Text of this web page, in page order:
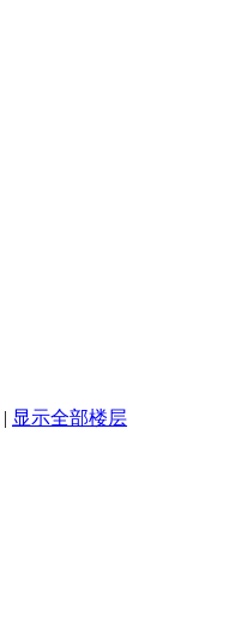
| 显示全部楼层